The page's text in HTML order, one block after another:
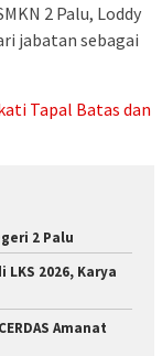
2 Palu, Loddy
jabatan sebagai
Tapal Batas dan
2 Palu
2026, Karya
Amanat